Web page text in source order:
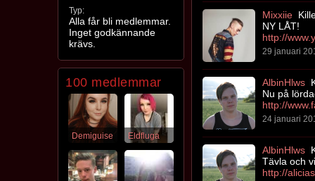
Typ:
Alla får bli medlemmar.
Inget godkännande
krävs.
100 medlemmar
Demiguise Eldfluga
Mixxiie
NY LÅT!
29 januari
AlbinHlws
Nu på
24 januari
AlbinHlws
Tävla och